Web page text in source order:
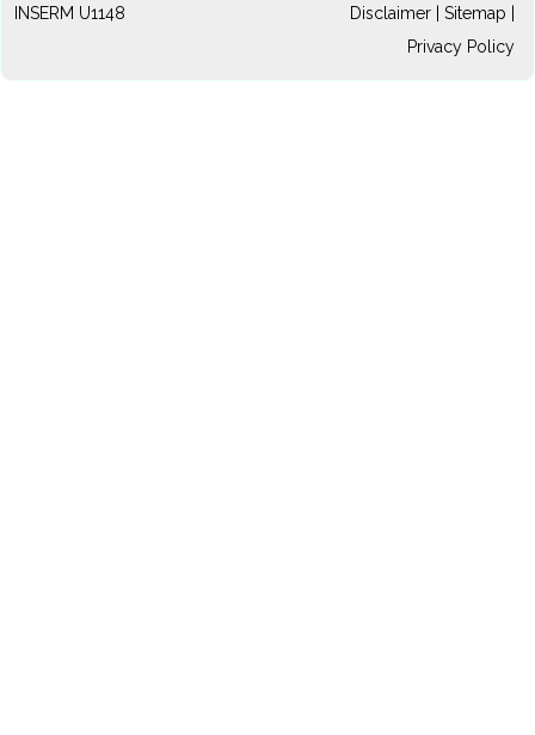
INSERM U1148
Disclaimer| Sitemap
Privacy Policy